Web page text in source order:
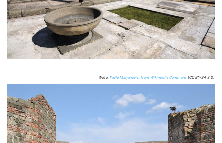
Фото: Pavle Marjanovic, from Wikimedia Commons (CC BY-SA 3.0)